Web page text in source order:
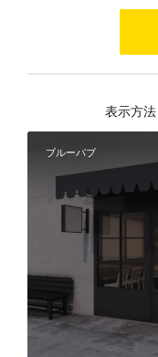
表示方法
ブルーパブ